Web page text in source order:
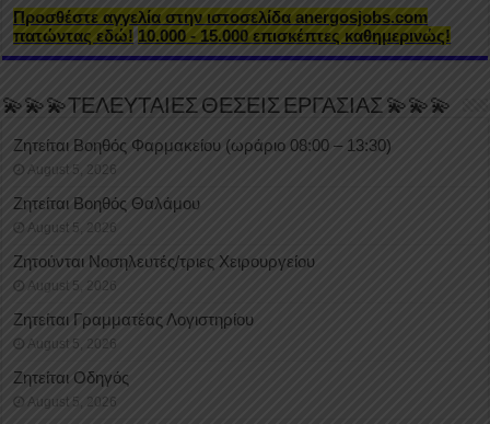
Προσθέστε αγγελία στην ιστοσελίδα anergosjobs.com
πατώντας εδώ! 10.000 - 15.000 επισκέπτες καθημερινώς!
💫💫💫ΤΕΛΕΥΤΑΙΕΣ ΘΕΣΕΙΣ ΕΡΓΑΣΙΑΣ 💫💫💫
Ζητείται Βοηθός Φαρμακείου (ωράριο 08:00 – 13:30)
August 5, 2026
Ζητείται Βοηθός Θαλάμου
August 5, 2026
Ζητούνται Νοσηλευτές/τριες Χειρουργείου
August 5, 2026
Ζητείται Γραμματέας Λογιστηρίου
August 5, 2026
Ζητείται Οδηγός
August 5, 2026